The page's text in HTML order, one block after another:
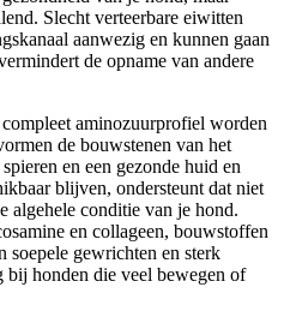
Slecht verteerbare eiwitten
aanwezig en kunnen gaan
de opname van andere
aminozuurprofiel worden
de bouwstenen van het
en een gezonde huid en
blijven, ondersteunt dat niet
algehele conditie van je hond.
en collageen, bouwstoffen
soepele gewrichten en sterk
honden die veel bewegen of